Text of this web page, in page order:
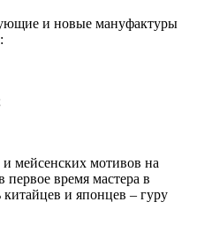
и новые мануфактуры
мейсенских мотивов на
первое время мастера в
и японцев – гуру